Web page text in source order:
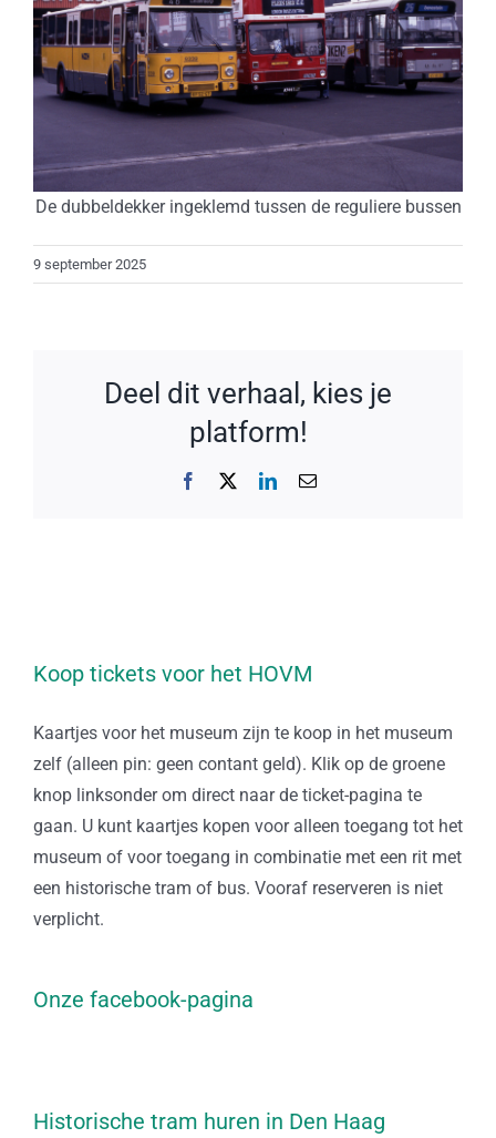
De dubbeldekker ingeklemd tussen de reguliere bussen
9 september 2025
Deel dit verhaal, kies je
platform!
Facebook LinkedIn
E-
Koop tickets voor het HOVM
Kaartjes voor het museum zijn te koop in het museum
zelf (alleen pin: geen contant geld). Klik op de groene
knop linksonder om direct naar de ticket-pagina te
gaan. U kunt kaartjes kopen voor alleen toegang tot het
museum of voor toegang in combinatie met een rit met
een historische tram of bus. Vooraf reserveren is niet
verplicht.
Onze facebook-pagina
Historische tram huren in Den Haag